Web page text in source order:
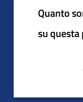
Quanto
su questa